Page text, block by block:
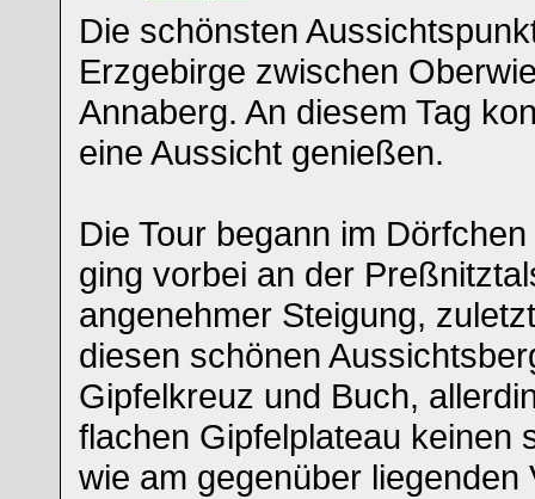
Die schönsten
Erzgebirge zwischen
Annaberg. An diesem Tag
eine Aussicht genießen.
Die Tour begann im
ging vorbei an der
angenehmer Steigung,
diesen schönen
Gipfelkreuz und Buch,
flachen Gipfelplateau keinen
wie am gegenüber liegenden